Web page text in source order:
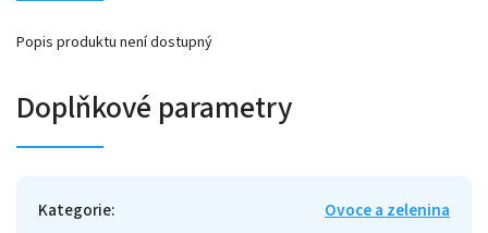
Popis produktu není dostupný
Doplňkové parametry
Kategorie:
Ovoce a zelenina